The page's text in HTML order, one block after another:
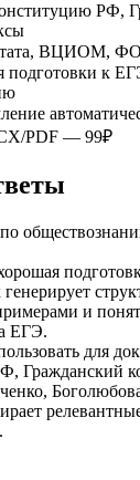
РФ,
ВЦИОМ,
подготовки к
PDF — 99₽
и
ЕГЭ.
для
Гражданский